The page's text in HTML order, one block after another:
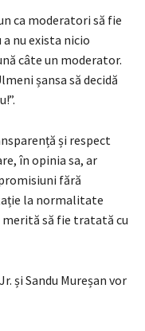
ca moderatori să fie
nu exista nicio
câte un moderator.
șansa să decidă
și respect
în opinia sa, ar
fără
la normalitate
să fie tratată cu
și Sandu Mureșan vor